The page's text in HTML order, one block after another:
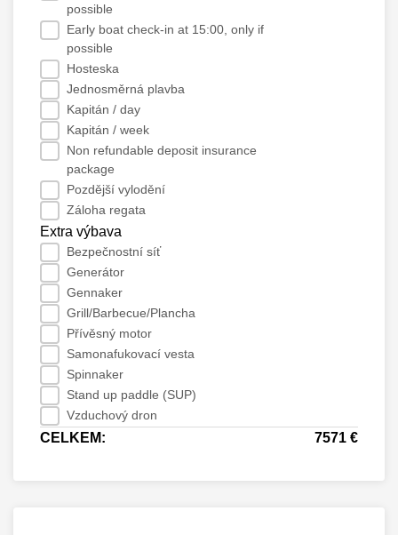
possible
Early boat check-in at 15:00, only if
possible
Hosteska
Jednosměrná plavba
Kapitán / day
Kapitán / week
Non refundable deposit insurance
package
Pozdější vylodění
Záloha regata
Extra výbava
Bezpečnostní síť
Generátor
Gennaker
Grill/Barbecue/Plancha
Přívěsný motor
Samonafukovací vesta
Spinnaker
Stand up paddle (SUP)
Vzduchový dron
CELKEM: 7571 €